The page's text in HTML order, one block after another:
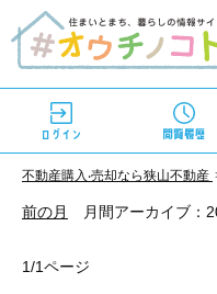
不動産購⼊‧売却なら狭⼭不動産
前の月 月間アーカイブ：
1/1ページ